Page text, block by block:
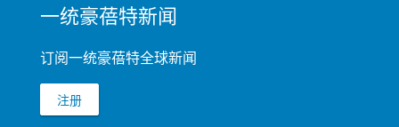
FOOTER
一统豪蓓特新闻
订阅一统豪蓓特全球新闻
注册